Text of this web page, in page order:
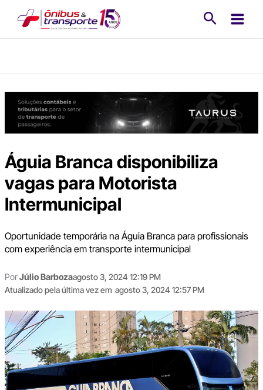
Águia Branca disponibiliza
vagas para Motorista
Intermunicipal
Oportunidade temporária na Águia Branca para profissionais
com experiência em transporte intermunicipal
PorJúlio Barbozaagosto 3, 2024 12:19 PM
Atualizado pela última vez em agosto 3, 2024 12:57 PM